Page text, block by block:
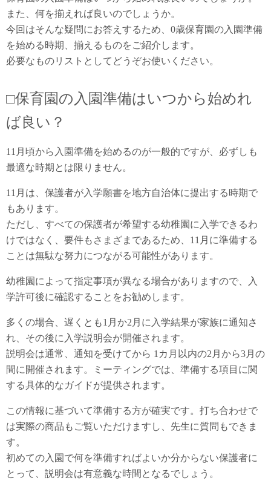
また、何を揃えれば良いのでしょうか。
今回はそんな疑問にお答えするため、0歳保育園の入園準備
を始める時期、揃えるものをご紹介します。
必要なものリストとしてどうぞお使いください。
□保育園の入園準備はいつから始めれ
ば良い？
11月頃から入園準備を始めるのが一般的ですが、必ずしも
最適な時期とは限りません。
11月は、保護者が入学願書を地方自治体に提出する時期で
もあります。
ただし、すべての保護者が希望する幼稚園に入学できるわ
けではなく、要件もさまざまであるため、11月に準備する
ことは無駄な努力につながる可能性があります。
幼稚園によって指定事項が異なる場合がありますので、入
学許可後に確認することをお勧めします。
多くの場合、遅くとも1月か2月に入学結果が家族に通知さ
れ、その後に入学説明会が開催されます。
説明会は通常、通知を受けてから 1カ月以内の2月から3月の
間に開催されます。ミーティングでは、準備する項目に関
する具体的なガイドが提供されます。
この情報に基づいて準備する方が確実です。打ち合わせで
は実際の商品もご覧いただけますし、先生に質問もできま
す。
初めての入園で何を準備すればよいか分からない保護者に
とって、説明会は有意義な時間となるでしょう。